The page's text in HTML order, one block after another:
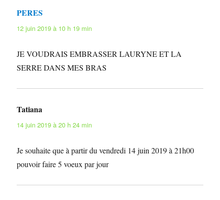
PERES
12 juin 2019 à 10 h 19 min
JE VOUDRAIS EMBRASSER LAURYNE ET LA
SERRE DANS MES BRAS
Tatiana
14 juin 2019 à 20 h 24 min
Je souhaite que à partir du vendredi 14 juin 2019 à 21h00
pouvoir faire 5 voeux par jour